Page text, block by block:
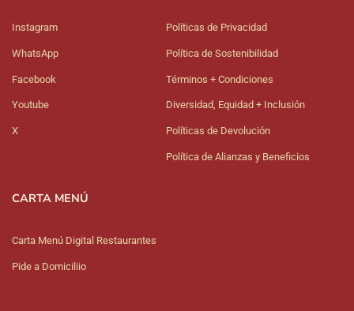
Instagram
WhatsApp
Facebook
Youtube
X
Políticas de Privacidad
Política de Sostenibilidad
Términos + Condiciones
Diversidad, Equidad + Inclusión
Políticas de Devolución
Política de Alianzas y Beneficios
CARTA MENÚ
Carta Menú Digital Restaurantes
Pide a Domiciliio